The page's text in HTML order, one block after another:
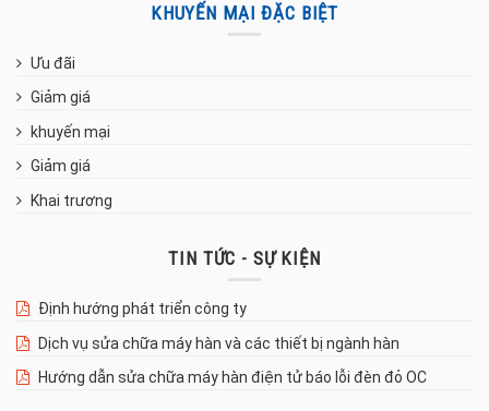
KHUYẾN MẠI ĐẶC BIỆT
Ưu đãi
Giảm giá
khuyến mại
Giảm giá
Khai trương
TIN TỨC - SỰ KIỆN
Định hướng phát triển công ty
Dịch vụ sửa chữa máy hàn và các thiết bị ngành hàn
Hướng dẫn sửa chữa máy hàn điện tử báo lỗi đèn đỏ OC